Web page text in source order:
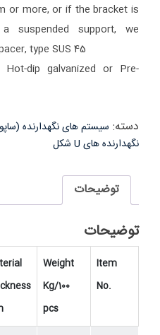
or more, or if the bracket is
support, we
type SUS 45
dip galvanized or Pre-
دسته: سیستم های نگهدارنده
نگهدارنده های U شکل
توضیحات
توضیحات
Weight
Kg/100
pcs
Item
No.